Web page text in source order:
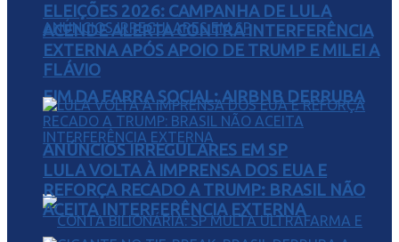
FIM DA FARRA SOCIAL: AIRBNB DERRUBA
ANÚNCIOS IRREGULARES EM SP
ELEIÇÕES 2026: CAMPANHA DE LULA
ACENDE ALERTA CONTRA INTERFERÊNCIA
EXTERNA APÓS APOIO DE TRUMP E MILEI A
FLÁVIO
LULA VOLTA À IMPRENSA DOS EUA E
REFORÇA RECADO A TRUMP: BRASIL NÃO
ACEITA INTERFERÊNCIA EXTERNA